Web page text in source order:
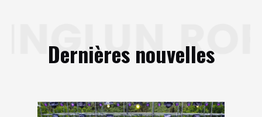
Dernières nouvelles